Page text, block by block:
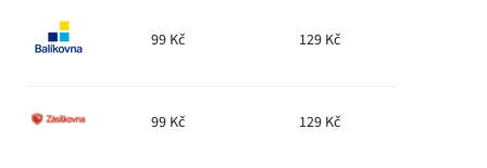
99 Kč 129 Kč
99 Kč 129 Kč